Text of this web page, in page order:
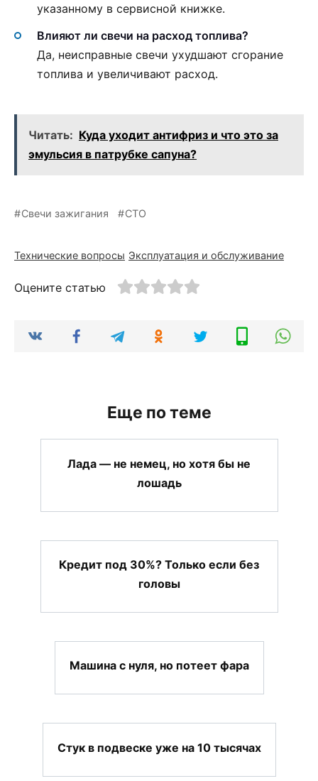
указанному в сервисной книжке.
Влияют ли свечи на расход топлива?
Да, неисправные свечи ухудшают сгорание
топлива и увеличивают расход.
Читать: Куда уходит антифриз и что это за
эмульсия в патрубке сапуна?
Свечи зажигания СТО
Технические вопросы Эксплуатация и обслуживание
Оцените статью
Еще по теме
Лада — не немец, но хотя бы не
лошадь
Кредит под 30%? Только если без
головы
Машина с нуля, но потеет фара
Стук в подвеске уже на 10 тысячах